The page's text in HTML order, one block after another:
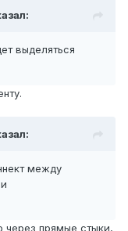
выделяться
между
через прямые стыки,